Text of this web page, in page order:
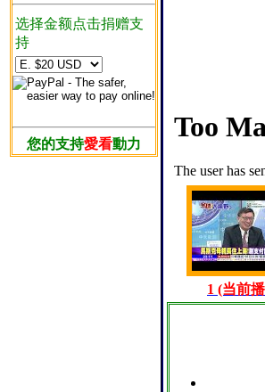
选择金额点击捐赠支
持
您的支持愛看動力
1 (当前